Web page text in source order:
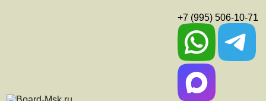
+7 (995) 506-10-71